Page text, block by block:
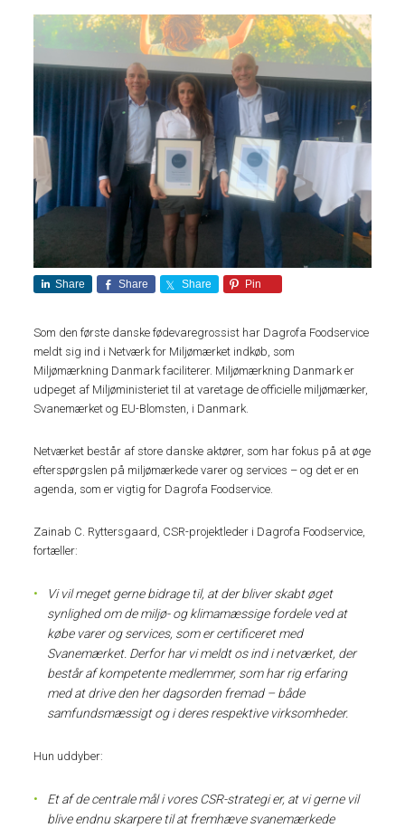
Share Share Share Pin
Som den første danske fødevaregrossist har Dagrofa Foodservice
meldt sig ind i Netværk for Miljømærket indkøb, som
Miljømærkning Danmark faciliterer. Miljømærkning Danmark er
udpeget af Miljøministeriet til at varetage de officielle miljømærker,
Svanemærket og EU-Blomsten, i Danmark.
Netværket består af store danske aktører, som har fokus på at øge
efterspørgslen på miljømærkede varer og services – og det er en
agenda, som er vigtig for Dagrofa Foodservice.
Zainab C. Ryttersgaard, CSR-projektleder i Dagrofa Foodservice,
fortæller:
Vi vil meget gerne bidrage til, at der bliver skabt øget
synlighed om de miljø- og klimamæssige fordele ved at
købe varer og services, som er certificeret med
Svanemærket. Derfor har vi meldt os ind i netværket, der
består af kompetente medlemmer, som har rig erfaring
med at drive den her dagsorden fremad – både
samfundsmæssigt og i deres respektive virksomheder.
Hun uddyber:
Et af de centrale mål i vores CSR-strategi er, at vi gerne vil
blive endnu skarpere til at fremhæve svanemærkede